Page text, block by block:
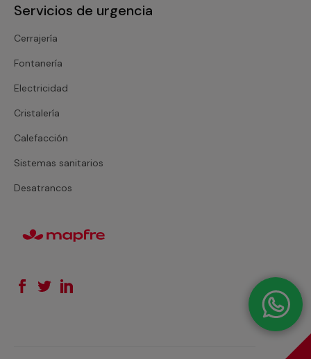
Servicios de urgencia
Cerrajería
Fontanería
Electricidad
Cristalería
Calefacción
Sistemas sanitarios
Desatrancos